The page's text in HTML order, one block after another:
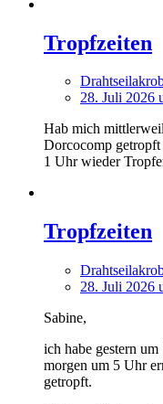
Tropfzeiten
28. Juli 2026
Hab mich
Dorcocomp getropft
1 Uhr wieder
Tropfzeiten
28. Juli 2026
Sabine,
ich habe gestern
morgen um 5 Uhr
getropft.